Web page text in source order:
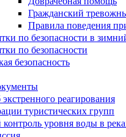
Гражданский
Правила поведения
по безопасности в
по безопасности
безопасность
реагирования
туристических групп
уровня воды в